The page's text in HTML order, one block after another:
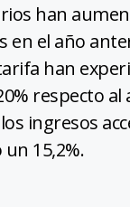
han
en el año
han
respecto
ingresos
15,2%.